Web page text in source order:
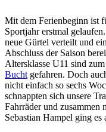
Mit dem Ferienbeginn ist
Sportjahr erstmal
neue Gürtel verteilt und
Abschluss der Saison
Altersklasse U11 sind
Bucht gefahren. Doch
nicht einfach so sechs
schnappten sich unsere
Fahrräder und zusammen
Sebastian Hampel ging es